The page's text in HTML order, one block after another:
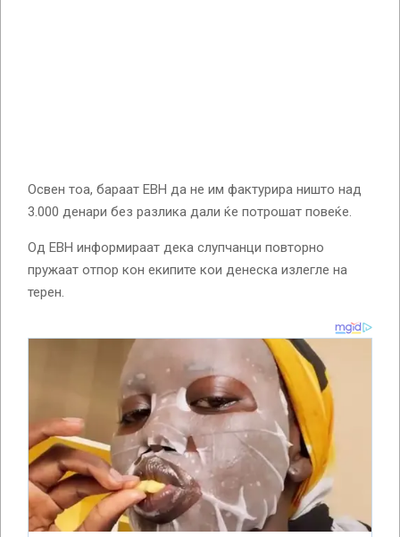
Освен тоа, бараат ЕВН да не им фактурира ништо над
3.000 денари без разлика дали ќе потрошат повеќе.
Од ЕВН информираат дека слупчанци повторно
пружаат отпор кон екипите кои денеска излегле на
терен.